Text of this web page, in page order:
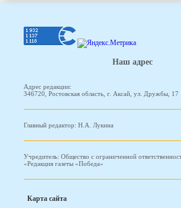
Наш адрес
Адрес редакции:
346720, Ростовская область, г. Аксай, ул. Дружбы, 17
Главный редактор: Н.А. Лукина
Учредитель: Общество с ограниченной
«Редакция газеты «Победа»
Карта сайта